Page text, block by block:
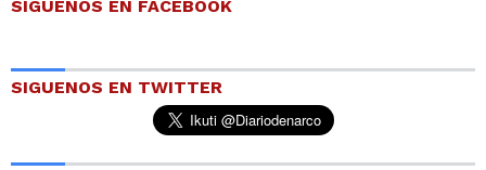
SIGUENOS EN FACEBOOK
SIGUENOS EN TWITTER